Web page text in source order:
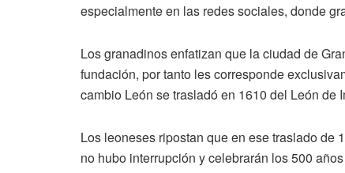
especialmente en las redes sociales, donde
Los granadinos enfatizan que la ciudad de
fundación, por tanto les corresponde
cambio León se trasladó en 1610 del León de
Los leoneses ripostan que en ese traslado
no hubo interrupción y celebrarán los 500